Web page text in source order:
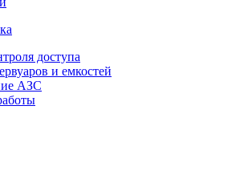
доступа
и емкостей
АЗС